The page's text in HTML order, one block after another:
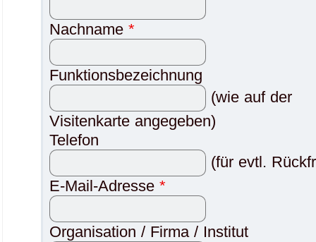
Nachname *
Funktionsbezeichnung
(wie auf der
Visitenkarte angegeben)
Telefon
(für evtl.
E-Mail-Adresse *
Organisation / Firma / Institut